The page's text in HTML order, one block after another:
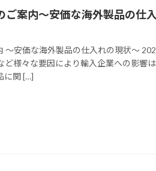
ご案内～安価な海外製品の仕
～安価な海外製品の仕入れの現状～
ど様々な要因により輸入企業への影響
に関 […]